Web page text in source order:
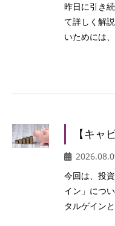
昨日に引き
て詳しく解
いためには
【キャ
今回は、投
イン」につ
タルゲイン